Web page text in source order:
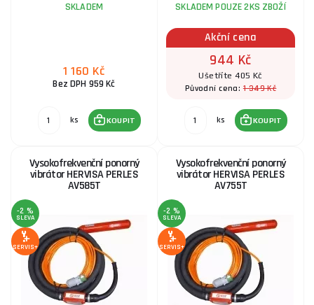
SKLADEM
1 160 Kč
Bez DPH 959 Kč
ks KOUPIT
SKLADEM POUZE 2KS ZBOŽÍ
Akční cena
944 Kč
Ušetříte 405 Kč
Původní cena:1 349 Kč
ks KOUPIT
Vysokofrekvenční ponorný
vibrátor HERVISA PERLES
AV585T
-2 %
SLEVA
SERVIS+
Vysokofrekvenční ponorný
vibrátor HERVISA PERLES
AV755T
-2 %
SLEVA
SERVIS+